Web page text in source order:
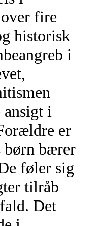
fire
historisk
i
i
er
børn bærer
føler sig
tilråb
Det